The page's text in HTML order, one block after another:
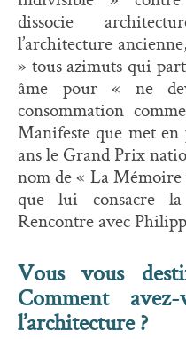
dissocie
l’architecture
» tous azimuts qui
âme pour « ne
consommation
Manifeste que met
ans le Grand Prix
nom de « La
que lui consacre
Rencontre avec
Vous vous
Comment
l’architecture ?